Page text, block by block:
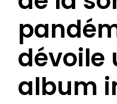
dévoile
album